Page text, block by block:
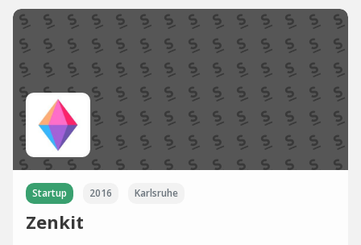
Startup 2016 Karlsruhe
Zenkit